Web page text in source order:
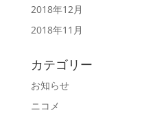
2018年12月
2018年11月
カテゴリー
お知らせ
ニコメ